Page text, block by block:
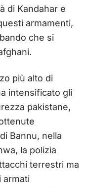
di Kandahar e
armamenti,
che si
più alto di
intensificato gli
pakistane,
Bannu, nella
la polizia
terrestri ma
armati